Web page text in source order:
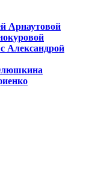
Арнаутовой
Александрой